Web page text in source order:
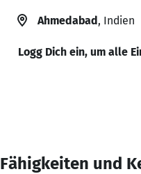
Ahmedabad, Indien
Logg Dich ein, um alle
Fähigkeiten und